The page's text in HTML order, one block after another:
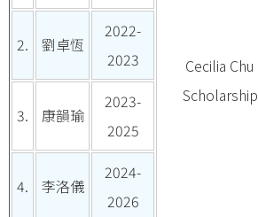
Cecilia Chu
Scholarship
2. 劉卓恆
2022-
2023
3. 康韻瑜
2023-
2025
4. 李洛儀
2024-
2026